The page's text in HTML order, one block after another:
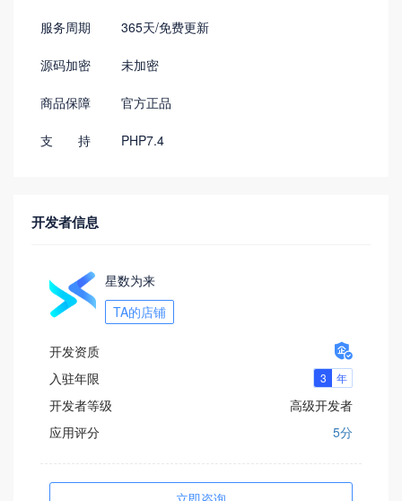
服务周期 365天/免费更新
源码加密 未加密
商品保障 官方正品
支 持 PHP7.4
开发者信息
星数为来
TA的店铺
开发资质 
入驻年限
开发者等级
高级开发者
应用评分
5分